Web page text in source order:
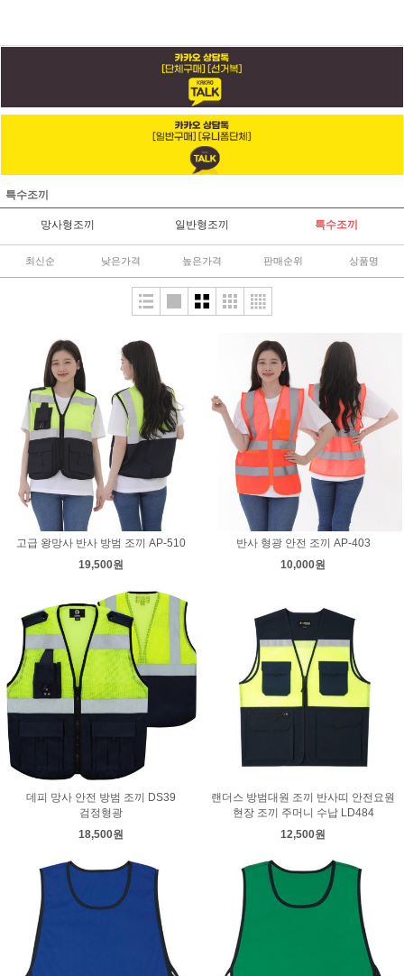
특수조끼
망사형조끼 일반형조끼 특수조끼
최신순 낮은가격 높은가격 판매순위 상품명
고급 왕망사 반사 방범 조끼 AP-510
19,500원
반사 형광 안전 조끼 AP-403
10,000원
데피 망사 안전 방범 조끼 DS39
검정형광
18,500원
랜더스 방범대원 조끼 반사띠 안전요원
현장 조끼 주머니 수납 LD484
12,500원